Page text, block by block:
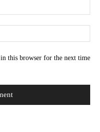
this browser for the next time